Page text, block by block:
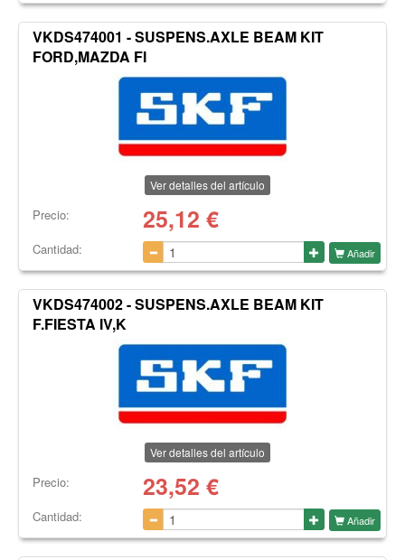
VKDS474001 - SUSPENS.AXLE BEAM KIT
FORD,MAZDA FI
Ver detalles del artículo
Precio: 25,12 €
Cantidad: Añadir
VKDS474002 - SUSPENS.AXLE BEAM KIT
F.FIESTA IV,K
Ver detalles del artículo
Precio: 23,52 €
Cantidad: Añadir